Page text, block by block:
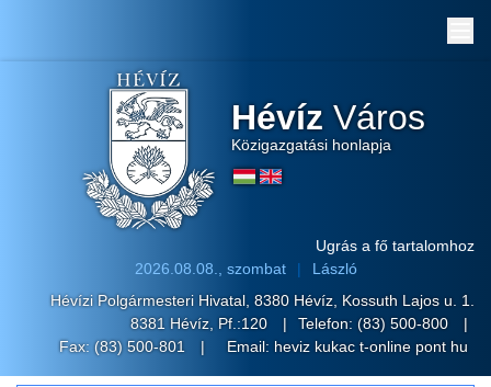
Hévíz Város
Közigazgatási honlapja
Ugrás a fő tartalomhoz
2026.08.08., szombat
László
Hévízi Polgármesteri Hivatal, 8380 Hévíz, Kossuth Lajos u. 1.
8381 Hévíz, Pf.:120
Telefon: (83) 500-800
Fax: (83) 500-801
Email: heviz kukac t-online pont hu